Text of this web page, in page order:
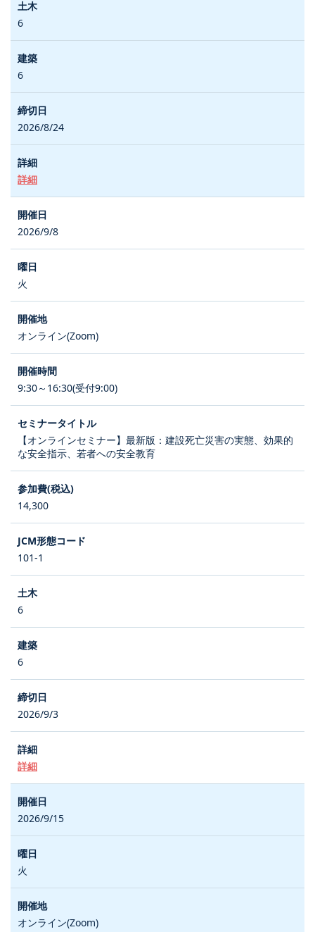
6
6
2026/8/24
詳細
2026/9/8
火
オンライン(Zoom)
9:30～16:30(受付9:00)
【オンラインセミナー】最新版：建設死亡災害の実態、効果的
な安全指示、若者への安全教育
14,300
101-1
6
6
2026/9/3
詳細
2026/9/15
火
オンライン(Zoom)